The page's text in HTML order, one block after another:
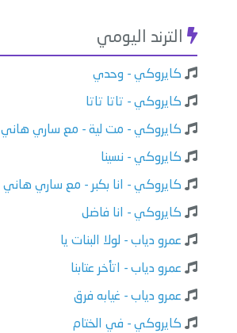
الترند اليومي
كايروكي - وحدي
كايروكي - تاتا تاتا
كايروكي - مت لية - مع ساري هاني
كايروكي - نسينا
كايروكي - انا بكبر - مع ساري هاني
كايروكي - انا فاضل
عمرو دياب - لولا البنات يا
عمرو دياب - اتأخر عتابنا
عمرو دياب - غيابه فرق
كايروكي - في الختام